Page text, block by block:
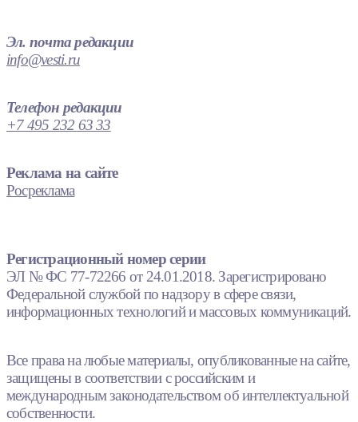
Эл. почта редакции
info@vesti.ru
Телефон редакции
+7 495 232 63 33
Реклама на сайте
Росреклама
Регистрационный номер серии
ЭЛ № ФС 77-72266 от 24.01.2018. Зарегистрировано
Федеральной службой по надзору в сфере связи,
информационных технологий и массовых коммуникаций.
Все права на любые материалы, опубликованные на сайте,
защищены в соответствии с российским и
международным законодательством об интеллектуальной
собственности.